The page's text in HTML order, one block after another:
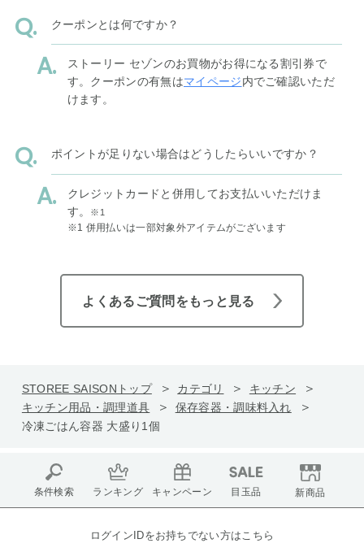
クーポンとは何ですか？
ストーリー セゾンのお買物がお得になる割引券で
す。クーポンの有無はマイページ内でご確認いただ
けます。
ポイントが足りない場合はどうしたらいいですか？
クレジットカードと併用してお支払いいただけま
す。
※1
※1 併用払いは一部対象外アイテムがございます
よくあるご質問をもっと見る
STOREE SAISONトップ カテゴリ
キッチン
キッチン用品・調理道具
保存容器・調味料入れ
冷凍ごはん容器 大盛り1個
条件検索 ランキング キャンペーン 目玉品 新商品
ログインIDをお持ちでない方はこちら